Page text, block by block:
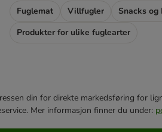
Fuglemat Villfugler Snacks og
Produkter for ulike fuglearter
din for direkte markedsføring for
Mer informasjon finner du under: